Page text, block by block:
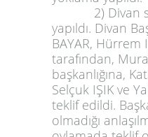
2) Divan
yapıldı. Divan
BAYAR, Hürrem
tarafından,
başkanlığına,
Selçuk IŞIK ve
teklif edildi.
olmadığı